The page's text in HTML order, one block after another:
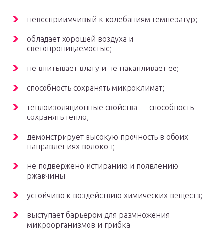
невосприимчивый к колебаниям температур;
обладает хорошей воздуха и
светопроницаемостью;
не впитывает влагу и не накапливает ее;
способность сохранять микроклимат;
теплоизоляционные свойства — способность
сохранять тепло;
демонстрирует высокую прочность в обоих
направлениях волокон;
не подвержено истиранию и появлению
ржавчины;
устойчиво к воздействию химических веществ;
выступает барьером для размножения
микроорганизмов и грибка;